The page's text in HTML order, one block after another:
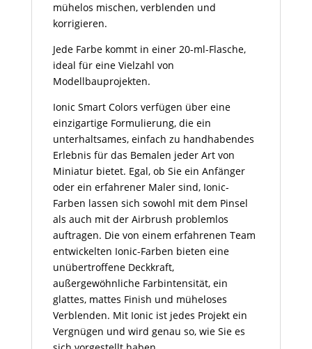
mühelos mischen, verblenden und
korrigieren.
Jede Farbe kommt in einer 20-ml-Flasche,
ideal für eine Vielzahl von
Modellbauprojekten.
Ionic Smart Colors verfügen über eine
einzigartige Formulierung, die ein
unterhaltsames, einfach zu handhabendes
Erlebnis für das Bemalen jeder Art von
Miniatur bietet. Egal, ob Sie ein Anfänger
oder ein erfahrener Maler sind, Ionic-
Farben lassen sich sowohl mit dem Pinsel
als auch mit der Airbrush problemlos
auftragen. Die von einem erfahrenen Team
entwickelten Ionic-Farben bieten eine
unübertroffene Deckkraft,
außergewöhnliche Farbintensität, ein
glattes, mattes Finish und müheloses
Verblenden. Mit Ionic ist jedes Projekt ein
Vergnügen und wird genau so, wie Sie es